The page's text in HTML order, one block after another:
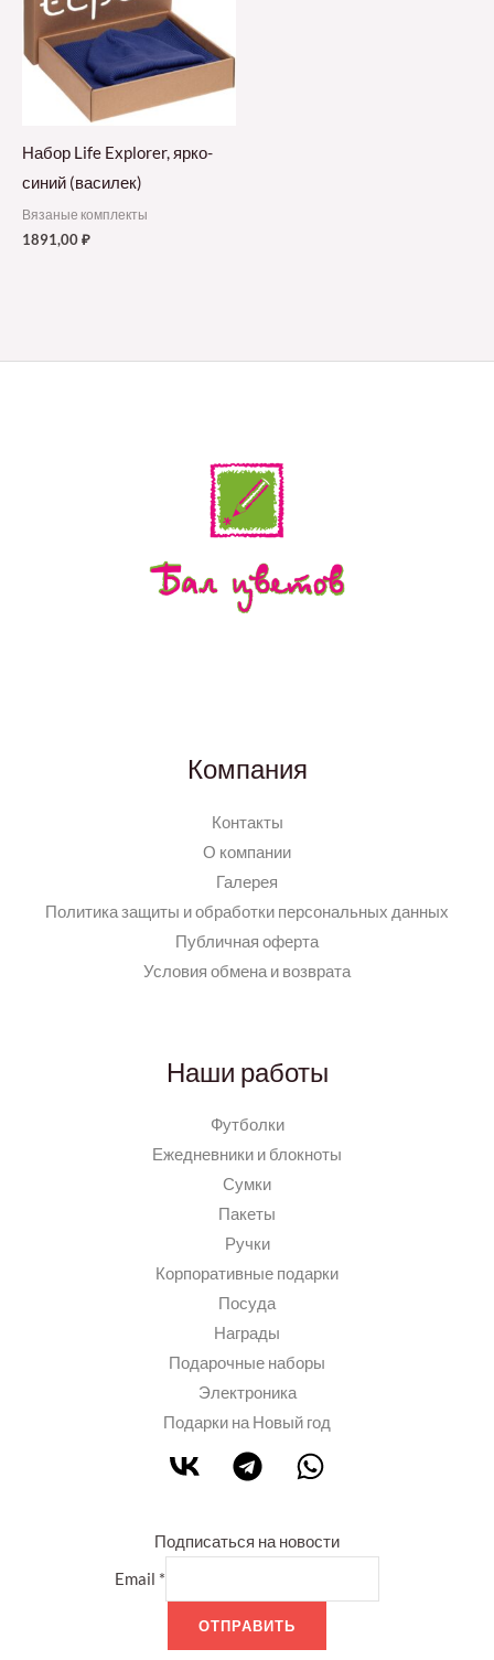
Набор Life Explorer, ярко-
синий (василек)
Вязаные комплекты
1891,00₽
Компания
Контакты
О компании
Галерея
Политика защиты и обработки персональных данных
Публичная оферта
Условия обмена и возврата
Наши работы
Футболки
Ежедневники и блокноты
Сумки
Пакеты
Ручки
Корпоративные подарки
Посуда
Награды
Подарочные наборы
Электроника
Подарки на Новый год
Подписаться на новости
Email *
ОТПРАВИТЬ